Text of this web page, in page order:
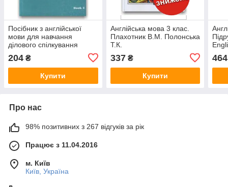
Посібник з англійської
мови для навчання
ділового спілкування
204 ₴
Купити
Англійська мова 3 клас.
Плахотник В.М. Полонська
Т.К.
337₴
Купити
464
Про нас
98% позитивних з 267 відгуків за рік
Працює з 11.04.2016
м. Київ
Київ, Україна